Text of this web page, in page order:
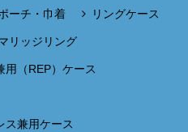
ーチ・巾着 リングケース
リッジリング
用（REP）ケース
ス兼用ケース